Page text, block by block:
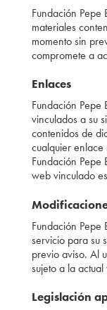
Fundación Pepe
materiales
momento sin
compromete a
Enlaces
Fundación Pepe
vinculados a su
contenidos de
cualquier
Fundación Pepe
web vinculado
Fundación Pepe
servicio para su
previo aviso. Al
sujeto a la
Legislación